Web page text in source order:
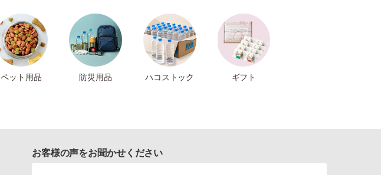
ペット用品 防災用品 ハコストック ギフト
お客様の声をお聞かせください